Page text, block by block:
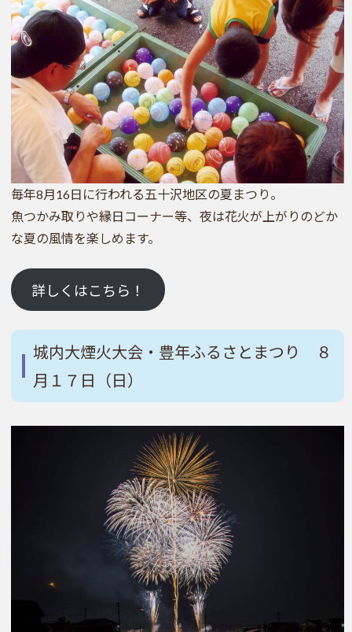
毎年8月16日に行われる五十沢地区の夏まつり。
魚つかみ取りや縁日コーナー等、夜は花火が上がりのどか
な夏の風情を楽しめます。
詳しくはこちら！
城内大煙火大会・豊年ふるさとまつり ８
月１７日（日）